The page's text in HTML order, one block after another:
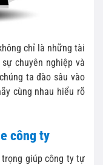
chỉ là những tài
chuyên nghiệp và
ta đào sâu vào
cùng nhau hiểu rõ
công ty
giúp công ty tự